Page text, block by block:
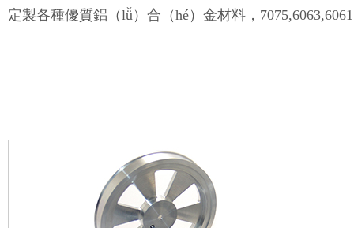
定製各種優質鋁（lǚ）合（hé）金材料，